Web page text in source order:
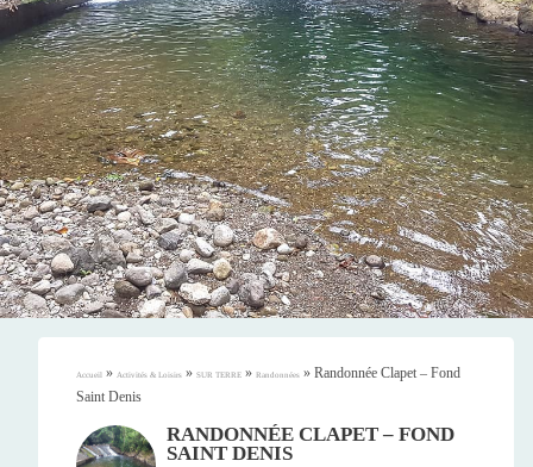
Accueil » Activités & Loisirs » SUR TERRE » Randonnées » Randonnée Clapet – Fond
Saint Denis
RANDONNÉE CLAPET – FOND
SAINT DENIS